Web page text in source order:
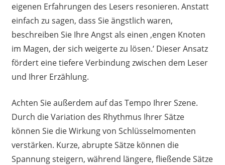
eigenen Erfahrungen des Lesers resonieren. Anstatt
einfach zu sagen, dass Sie ängstlich waren,
beschreiben Sie Ihre Angst als einen ‚engen Knoten
im Magen, der sich weigerte zu lösen.‘ Dieser Ansatz
fördert eine tiefere Verbindung zwischen dem Leser
und Ihrer Erzählung.
Achten Sie außerdem auf das Tempo Ihrer Szene.
Durch die Variation des Rhythmus Ihrer Sätze
können Sie die Wirkung von Schlüsselmomenten
verstärken. Kurze, abrupte Sätze können die
Spannung steigern, während längere, fließende Sätze